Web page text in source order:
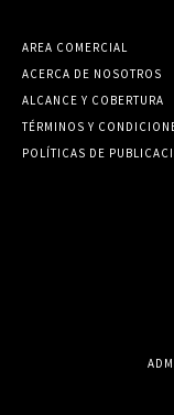
AREA COMERCIAL
ACERCA DE NOSOTROS
ALCANCE Y COBERTURA
TÉRMINOS Y
POLÍTICAS DE